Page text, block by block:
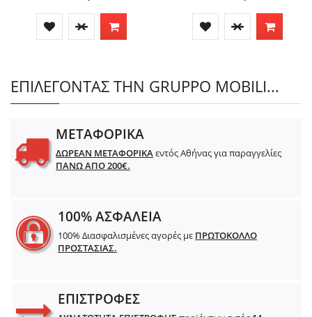
ΕΠΙΛΕΓΟΝΤΑΣ ΤΗΝ GRUPPO MOBILI...
ΜΕΤΑΦΟΡΙΚΑ
ΔΩΡΕΑΝ ΜΕΤΑΦΟΡΙΚΑεντός Αθήνας για παραγγελίες
ΠΑΝΩ ΑΠΟ 200€.
100% ΑΣΦΑΛΕΙΑ
100% Διασφαλισμένες αγορές με ΠΡΩΤΟΚΟΛΛΟ
ΠΡΟΣΤΑΣΙΑΣ.
ΕΠΙΣΤΡΟΦΕΣ